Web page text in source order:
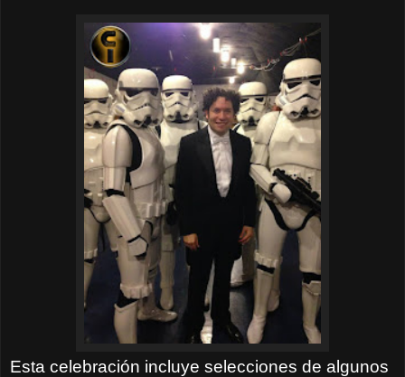
Esta celebración incluye selecciones de algunos